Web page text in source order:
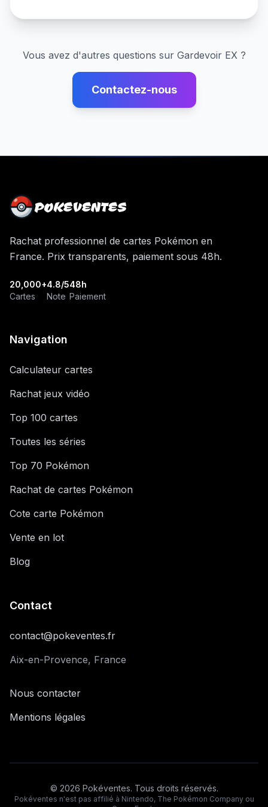
Vous avez d'autres questions sur Gardevoir EX?
Contactez-nous
POKEVENTES
Rachat professionnel de cartes Pokémon en
France. Prix transparents, paiement sous 48h.
20,000+
Cartes
4.8/5
Note
48h
Paiement
Navigation
Calculateur cartes
Rachat jeux vidéo
Top 100 cartes
Toutes les séries
Top 70 Pokémon
Rachat de cartes Pokémon
Cote carte Pokémon
Vente en lot
Blog
Contact
contact@pokeventes.fr
Aix-en-Provence, France
Nous contacter
Mentions légales
© 2026 Pokéventes. Tous droits réservés.
Pokéventes n'est pas affilié à Nintendo, The Pokémon Company ou